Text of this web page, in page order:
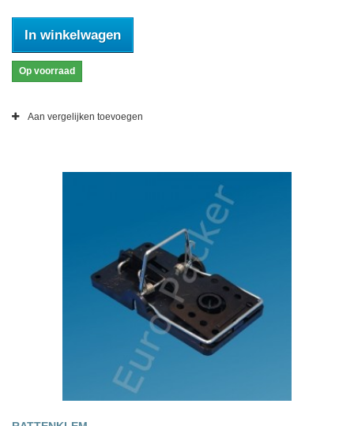
In winkelwagen
Op voorraad
Aan vergelijken toevoegen